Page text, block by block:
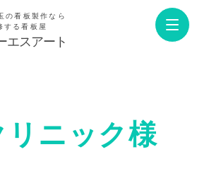
の看板製作なら
する看板屋
エスアート
リニック様